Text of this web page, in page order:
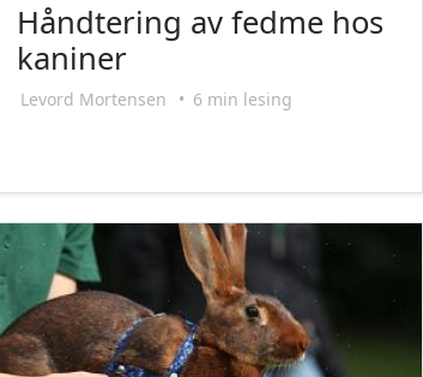
Håndtering av fedme hos
kaniner
Levord Mortensen • 6 min lesing